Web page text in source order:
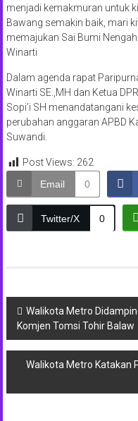
menjadi kemakmuran untuk
Bawang semakin baik, mari
memajukan Sai Bumi
Winarti
Dalam agenda rapat
Winarti SE.,MH dan Ketua
Sopi’i SH menandatangani
perubahan anggaran APBD
Suwandi.
Post Views: 262
Email
0
Twitter/X 0
Navigasi
pos
Walikota Metro
Komjen Tomsi Tohir Balaw
Walikota Metro Katakan